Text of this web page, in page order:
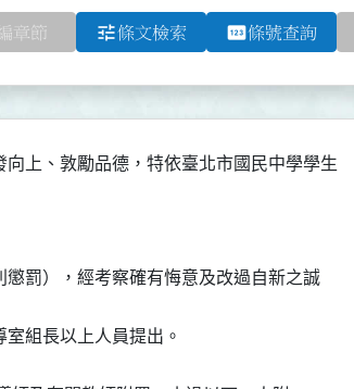
章節 tune條文檢索 pin條號查詢
上、敦勵品德，特依臺北市國民中學學生
懲罰），經考察確有悔意及改過自新之誠
室組長以上人員提出。